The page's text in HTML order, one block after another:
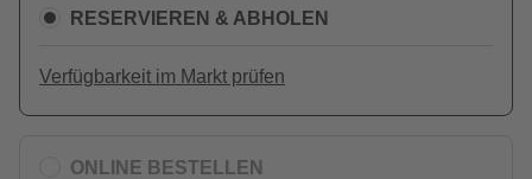
RESERVIEREN & ABHOLEN
Verfügbarkeit im Markt prüfen
ONLINE BESTELLEN